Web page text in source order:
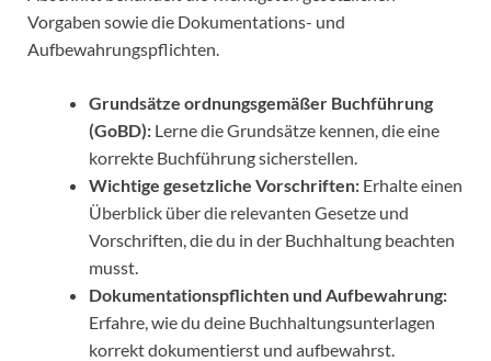
Vorgaben sowie die Dokumentations- und
Aufbewahrungspflichten.
Grundsätze ordnungsgemäßer Buchführung
(GoBD): Lerne die Grundsätze kennen, die eine
korrekte Buchführung sicherstellen.
Wichtige gesetzliche Vorschriften: Erhalte einen
Überblick über die relevanten Gesetze und
Vorschriften, die du in der Buchhaltung beachten
musst.
Dokumentationspflichten und Aufbewahrung:
Erfahre, wie du deine Buchhaltungsunterlagen
korrekt dokumentierst und aufbewahrst.